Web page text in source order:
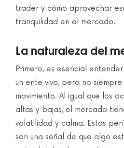
trader y cómo aprovechar
tranquilidad en el mercado.
La naturaleza del
Primero, es esencial
un ente vivo, pero no
movimiento. Al igual que los
altas y bajas, el mercado
volatilidad y calma. Estos
son una señal de que algo